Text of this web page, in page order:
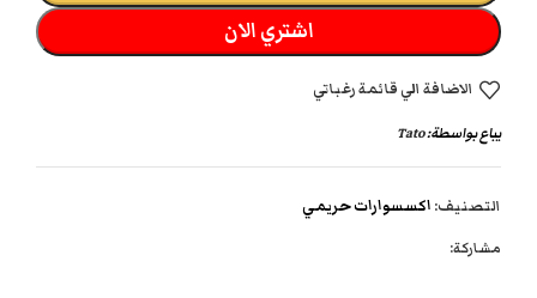
اشتري الان
الاضافة الي قائمة رغباتي
يباع بواسطة:Tato
التصنيف: اكسسوارات حريمي
مشاركة: